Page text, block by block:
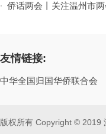
· 侨话两会丨关注温州市
友情链接:
中华全国归国华侨联合会
版权所有 Copyright © 2019